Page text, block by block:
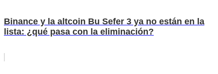
Binance y la altcoin Bu Sefer 3 ya no están en la
lista: ¿qué pasa con la eliminación?